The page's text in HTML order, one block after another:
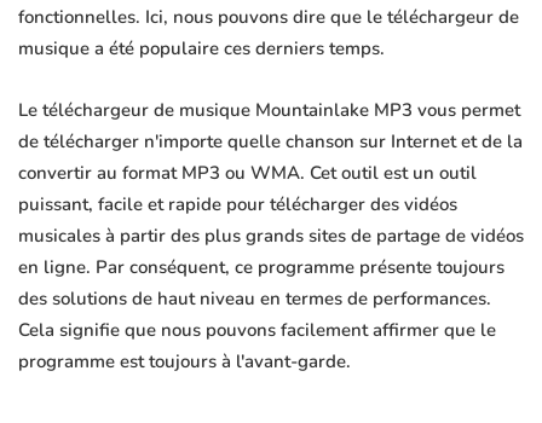
fonctionnelles. Ici, nous pouvons dire que le téléchargeur de
musique a été populaire ces derniers temps.
Le téléchargeur de musique Mountainlake MP3 vous permet
de télécharger n'importe quelle chanson sur Internet et de la
convertir au format MP3 ou WMA. Cet outil est un outil
puissant, facile et rapide pour télécharger des vidéos
musicales à partir des plus grands sites de partage de vidéos
en ligne. Par conséquent, ce programme présente toujours
des solutions de haut niveau en termes de performances.
Cela signifie que nous pouvons facilement affirmer que le
programme est toujours à l'avant-garde.